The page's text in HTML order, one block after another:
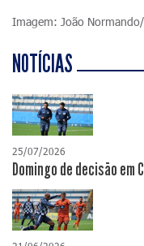
Imagem: João Normando/
NOTÍCIAS
25/07/2026
Domingo de decisão em